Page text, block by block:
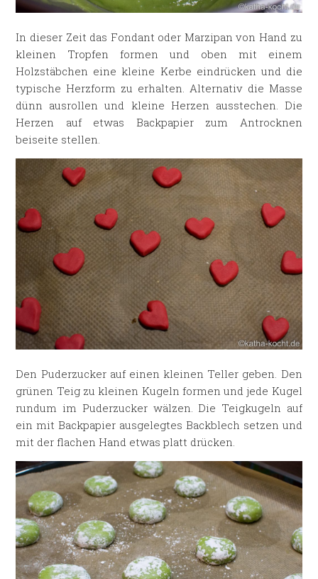
In dieser Zeit das Fondant oder Marzipan von Hand zu
kleinen Tropfen formen und oben mit einem
Holzstäbchen eine kleine Kerbe eindrücken und die
typische Herzform zu erhalten. Alternativ die Masse
dünn ausrollen und kleine Herzen ausstechen. Die
Herzen auf etwas Backpapier zum Antrocknen
beiseite stellen.
Den Puderzucker auf einen kleinen Teller geben. Den
grünen Teig zu kleinen Kugeln formen und jede Kugel
rundum im Puderzucker wälzen. Die Teigkugeln auf
ein mit Backpapier ausgelegtes Backblech setzen und
mit der flachen Hand etwas platt drücken.